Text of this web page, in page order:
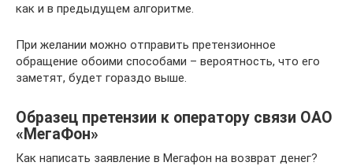
как и в предыдущем алгоритме.
При желании можно отправить претензионное
обращение обоими способами – вероятность, что его
заметят, будет гораздо выше.
Образец претензии к оператору связи ОАО
«МегаФон»
Как написать заявление в Мегафон на возврат денег?